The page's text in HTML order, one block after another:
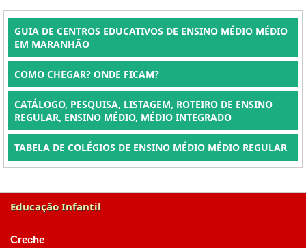
GUIA DE CENTROS EDUCATIVOS DE ENSINO MÉDIO MÉDIO
EM MARANHÃO
COMO CHEGAR? ONDE FICAM?
CATÁLOGO, PESQUISA, LISTAGEM, ROTEIRO DE ENSINO
REGULAR, ENSINO MÉDIO, MÉDIO INTEGRADO
TABELA DE COLÉGIOS DE ENSINO MÉDIO MÉDIO REGULAR
Educação Infantil
Creche